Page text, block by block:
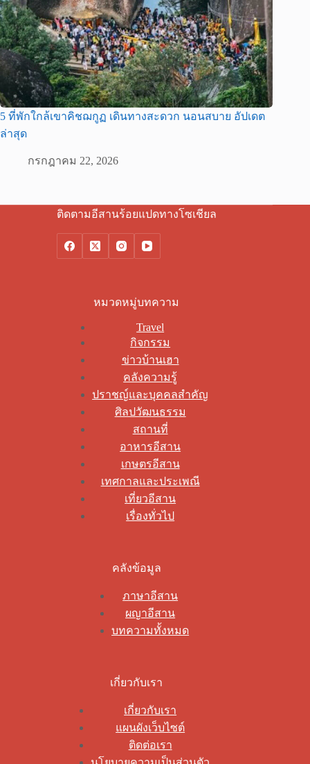
5 ที่พักใกล้เขาคิชฌกูฏ เดินทางสะดวก นอนสบาย อัปเดต
ล่าสุด
กรกฎาคม 22, 2026
ติดตามอีสานร้อยแปดทางโซเชียล
หมวดหมู่บทความ
Travel
กิจกรรม
ข่าวบ้านเฮา
คลังความรู้
ปราชญ์และบุคคลสำคัญ
ศิลปวัฒนธรรม
สถานที่
อาหารอีสาน
เกษตรอีสาน
เทศกาลและประเพณี
เที่ยวอีสาน
เรื่องทั่วไป
คลังข้อมูล
ภาษาอีสาน
ผญาอีสาน
บทความทั้งหมด
เกี่ยวกับเรา
เกี่ยวกับเรา
แผนผังเว็บไซต์
ติดต่อเรา